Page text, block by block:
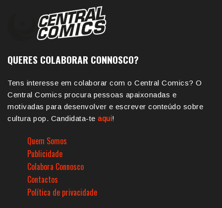
QUERES COLABORAR CONNOSCO?
Tens interesse em colaborar com o Central Comics? O
Central Comics procura pessoas apaixonadas e
motivadas para desenvolver e escrever conteúdo sobre
cultura pop. Candidata-te aqui!
Quem Somos
Publicidade
Colabora Connosco
Contactos
Política de privacidade